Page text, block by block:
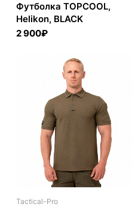
Футболка TOPCOOL,
Helikon, BLACK
2 900₽
Tactical-Pro